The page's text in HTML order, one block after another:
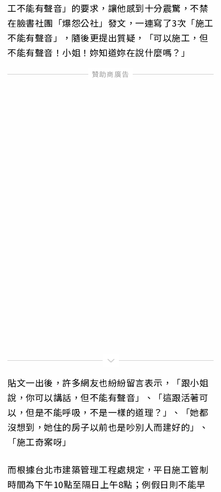
工不能有聲音」的要求，讓他感到十分震驚，不禁
在臉書社團「爆怨公社」發文，一連寫了3次「施工
不能有聲音」，隨後更提出質疑，「可以施工，但
不能有聲音！小姐！妳知道妳在說什麼嗎？」
貼文一出後，許多網友也紛紛留言表示，「跟小姐
說，你可以講話，但不能有聲音」、「這跟活著可
以，但是不能呼吸，不是一樣的道理？」、「她都
沒想到，她住的房子以前也是吵別人而建好的」、
「施工奇案呀」
而根據台北市建築管理工程處規定，平日施工管制
時間為下午10點至隔日上午8點；例假日則不能早